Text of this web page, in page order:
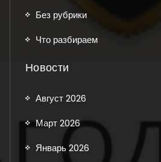
Без рубрики
Что разбираем
Новости
Август 2026
Март 2026
Январь 2026